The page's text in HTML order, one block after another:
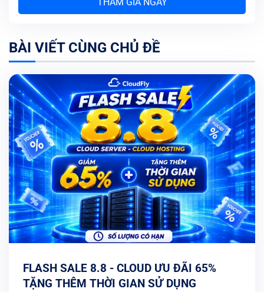
BÀI VIẾT CÙNG CHỦ ĐỀ
FLASH SALE 8.8 - CLOUD ƯU ĐÃI 65%
TẶNG THÊM THỜI GIAN SỬ DỤNG